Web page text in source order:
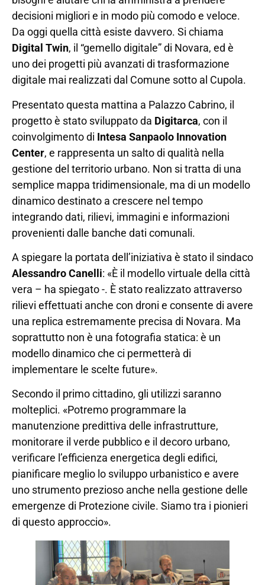
decisioni migliori e in modo più comodo e veloce.
Da oggi quella città esiste davvero. Si chiama
Digital Twin, il “gemello digitale” di Novara, ed è
uno dei progetti più avanzati di trasformazione
digitale mai realizzati dal Comune sotto al Cupola.
Presentato questa mattina a Palazzo Cabrino, il
progetto è stato sviluppato da Digitarca, con il
coinvolgimento di Intesa Sanpaolo Innovation
Center, e rappresenta un salto di qualità nella
gestione del territorio urbano. Non si tratta di una
semplice mappa tridimensionale, ma di un modello
dinamico destinato a crescere nel tempo
integrando dati, rilievi, immagini e informazioni
provenienti dalle banche dati comunali.
A spiegare la portata dell’iniziativa è stato il sindaco
Alessandro Canelli: «È il modello virtuale della città
vera – ha spiegato -. È stato realizzato attraverso
rilievi effettuati anche con droni e consente di avere
una replica estremamente precisa di Novara. Ma
soprattutto non è una fotografia statica: è un
modello dinamico che ci permetterà di
implementare le scelte future».
Secondo il primo cittadino, gli utilizzi saranno
molteplici. «Potremo programmare la
manutenzione predittiva delle infrastrutture,
monitorare il verde pubblico e il decoro urbano,
verificare l’efficienza energetica degli edifici,
pianificare meglio lo sviluppo urbanistico e avere
uno strumento prezioso anche nella gestione delle
emergenze di Protezione civile. Siamo tra i pionieri
di questo approccio».